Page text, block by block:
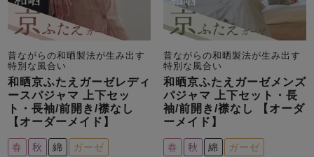
昔ながらの和晒製法が生み出す
特別な風合い
和晒京ふたえガーゼレディ
ースパジャマ 上下セッ
ト・長袖/前開き/襟なし
【オーダーメイド】
春 秋 綿 ガーゼ
昔ながらの和晒製法が生み出す
特別な風合い
和晒京ふたえガーゼメンズ
パジャマ 上下セット・長
袖/前開き/襟なし 【オーダ
ーメイド】
春 秋 綿 ガーゼ